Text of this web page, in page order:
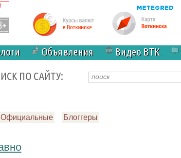
Объявления Видео ВТК
ПО САЙТУ:
Официальные Блоггеры